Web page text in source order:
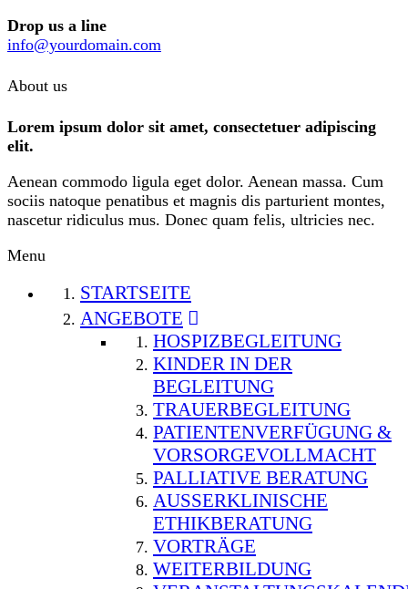
Drop us a line
info@yourdomain.com
About us
Lorem ipsum dolor sit amet, consectetuer adipiscing
elit.
Aenean commodo ligula eget dolor. Aenean massa. Cum
sociis natoque penatibus et magnis dis parturient montes,
nascetur ridiculus mus. Donec quam felis, ultricies nec.
Menu
STARTSEITE
ANGEBOTE
HOSPIZBEGLEITUNG
KINDER IN DER
BEGLEITUNG
TRAUERBEGLEITUNG
PATIENTENVERFÜGUNG &
VORSORGEVOLLMACHT
PALLIATIVE BERATUNG
AUSSERKLINISCHE E
THIKBERATUNG
VORTRÄGE
WEITERBILDUNG